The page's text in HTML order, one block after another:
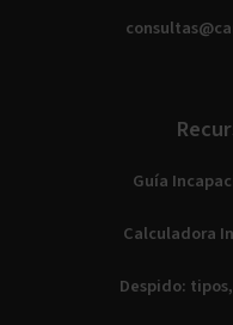
Guía
Calculadora
Despido: